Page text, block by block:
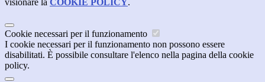
visionare la COOKIE POLICY.
Cookie necessari per il funzionamento
I cookie necessari per il funzionamento non possono essere
disabilitati. È possibile consultare l'elenco nella pagina della cookie
policy.